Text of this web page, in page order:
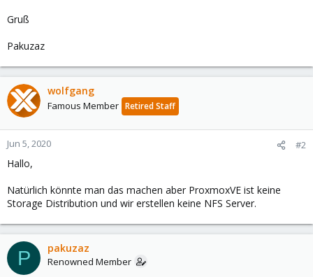
Gruß
Pakuzaz
wolfgang
Famous Member Retired Staff
Jun 5, 2020 #2
Hallo,
Natürlich könnte man das machen aber ProxmoxVE ist keine
Storage Distribution und wir erstellen keine NFS Server.
P pakuzaz
Renowned Member